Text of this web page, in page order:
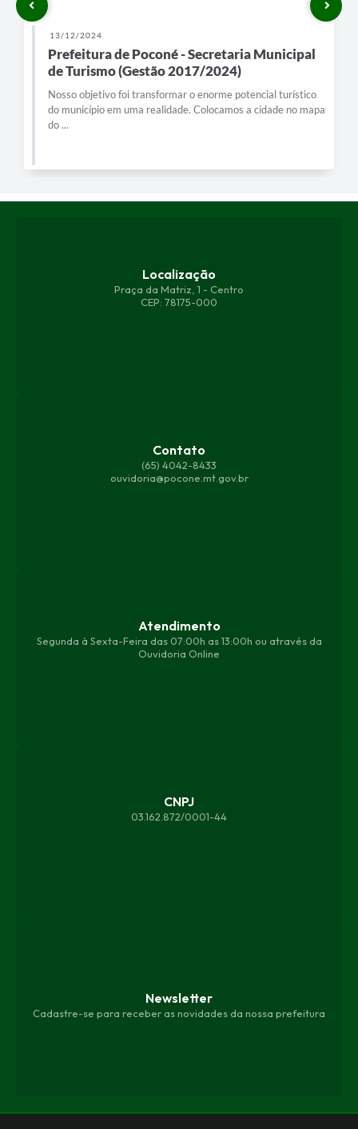
13/12/2024
Prefeitura de Poconé - Secretaria Municipal
de Turismo (Gestão 2017/2024)
Nosso objetivo foi transformar o enorme potencial turístico
do município em uma realidade. Colocamos a cidade no mapa
do ...
Localização
Praça da Matriz, 1 - Centro
CEP: 78175-000
Contato
(65) 4042-8433
ouvidoria@pocone.mt.gov.br
Atendimento
Segunda à Sexta-Feira das 07:00h as 13:00h ou através da
Ouvidoria Online
CNPJ
03.162.872/0001-44
Newsletter
Cadastre-se para receber as novidades da nossa prefeitura